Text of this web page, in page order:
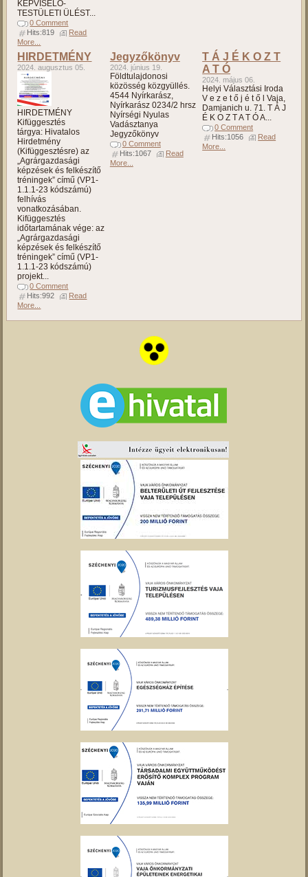
KÉPVISELŐ-
TESTÜLETI ÜLÉST...
0 Comment
Hits:819
Read
More...
HIRDETMÉNY
2024. augusztus 05.
HIRDETMÉNY
Kifüggesztés
tárgya: Hivatalos
Hirdetmény
(Kifüggesztésre) az
„Agrárgazdasági
képzések és felkészítő
tréningek” című (VP1-
1.1.1-23 kódszámú)
felhívás
vonatkozásában.
Kifüggesztés
időtartamának vége: az
„Agrárgazdasági
képzések és felkészítő
tréningek” című (VP1-
1.1.1-23 kódszámú)
projekt...
0 Comment
Hits:992
Read
More...
Jegyzőkönyv
2024. június 19.
Földtulajdonosi
közösség közgyüllés.
4544 Nyírkarász,
Nyírkarász 0234/2 hrsz
Nyírségi Nyulas
Vadásztanya
Jegyzőkönyv
0 Comment
Hits:1067
Read
More...
T Á J É K O Z T
A T Ó
2024. május 06.
Helyi Választási Iroda
V e z e t ő j é t ő l Vaja,
Damjanich u. 71. T Á J
É K O Z T A T Ó A...
0 Comment
Hits:1056
Read
More...